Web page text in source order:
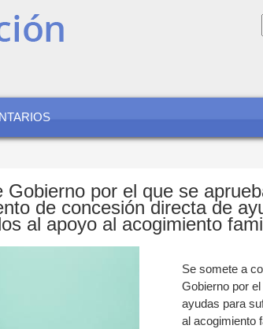
Gobierno por el que se
de concesión directa de
al apoyo al acogimiento
Se somete a
Gobierno por
ayudas para
al acogimiento